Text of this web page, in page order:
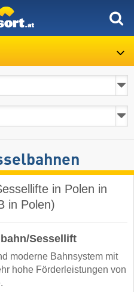
in Polen in
in Polen)
Sessellift
moderne Bahnsystem mit
hohe Förderleistungen von